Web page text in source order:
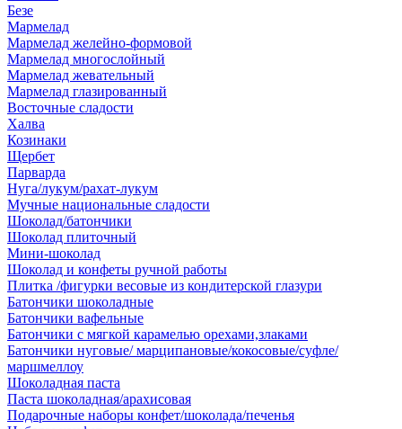
Безе
Мармелад
Мармелад желейно-формовой
Мармелад многослойный
Мармелад жевательный
Мармелад глазированный
Восточные сладости
Халва
Козинаки
Щербет
Парварда
Нуга/лукум/рахат-лукум
Мучные национальные сладости
Шоколад/батончики
Шоколад плиточный
Мини-шоколад
Шоколад и конфеты ручной работы
Плитка /фигурки весовые из кондитерской глазури
Батончики шоколадные
Батончики вафельные
Батончики с мягкой карамелью орехами,злаками
Батончики нуговые/ марципановые/кокосовые/суфле/
маршмеллоу
Шоколадная паста
Паста шоколадная/арахисовая
Подарочные наборы конфет/шоколада/печенья